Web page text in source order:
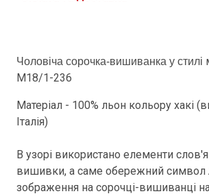
Чоловіча сорочка-вишиванка у стилі
М18/1-236
Матеріал - 100% льон кольору хакі
Італія)
В узорі використано елементи
вишивки, а саме обережний символ
зображення на сорочці-вишиванці